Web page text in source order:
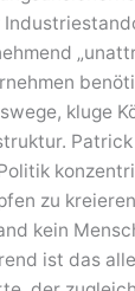
kluge
Patrick
zu
kein
ist das